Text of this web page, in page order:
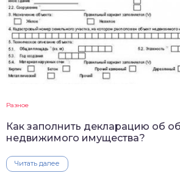
Разное
Как заполнить декларацию об
недвижимого имущества?
Читать далее